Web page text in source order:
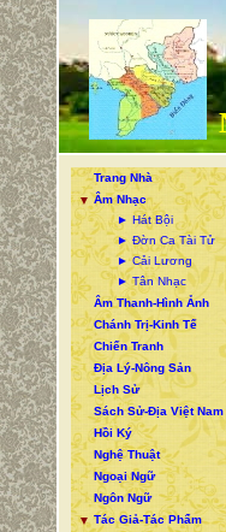
Trang Nhà
▼ Âm Nhạc
► Hát Bội
► Đờn Ca Tài Tử
► Cải Lương
► Tân Nhạc
Âm Thanh-Hình Ảnh
Chánh Trị-Kinh Tế
Chiến Tranh
Địa Lý-Nông Sản
Lịch Sử
Sách Sử-Địa Việt Nam
Hồi Ký
Nghệ Thuật
Ngoại Ngữ
Ngôn Ngữ
▼ Tác Giả-Tác Phẩm